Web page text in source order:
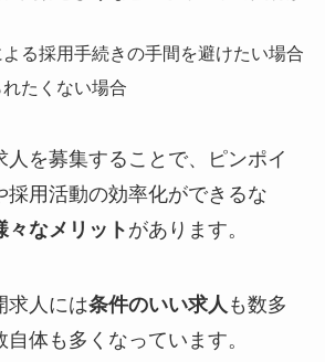
る採用手続きの手間を避けたい場合
たくない場合
人を募集することで、ピンポイ
採用活動の効率化ができるな
々なメリット があります。
求人には条件のいい求人 も数多
体も多くなっています。